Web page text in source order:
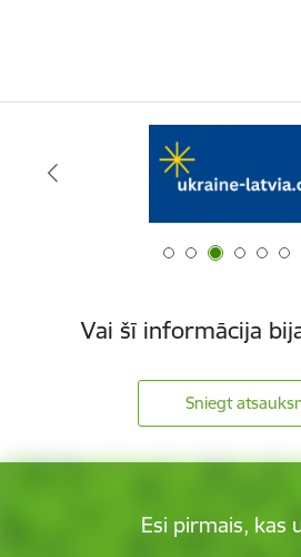
Vai šī informācija
Sniegt
Esi pirmais, kas